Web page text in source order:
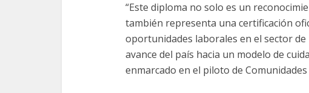
“Este diploma no solo es un
también representa una certificación
oportunidades laborales en el sector de
avance del país hacia un modelo de
enmarcado en el piloto de Comunidades